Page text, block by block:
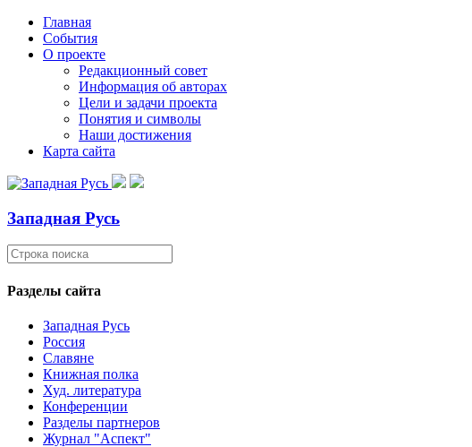
Главная
События
О проекте
Редакционный совет
Информация об авторах
Цели и задачи проекта
Понятия и символы
Наши достижения
Карта сайта
Западная Русь
Разделы сайта
Западная Русь
Россия
Славяне
Книжная полка
Худ. литература
Конференции
Разделы партнеров
Журнал "Аспект"